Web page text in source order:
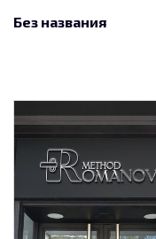
Без названия